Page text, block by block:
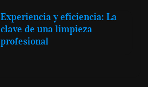
Experiencia y eficiencia: La
clave de una limpieza
profesional